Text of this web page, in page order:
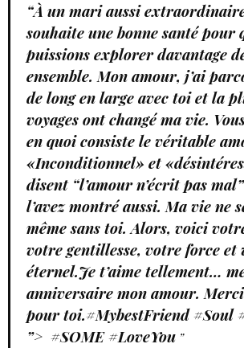
“À un mari aussi
souhaite une bonne santé pour
puissions explorer davantage
ensemble. Mon amour, j’ai
de long en large avec toi et la
voyages ont changé ma vie.
en quoi consiste le véritable
«Inconditionnel» et
disent “l’amour n’écrit pas
l’avez montré aussi. Ma vie ne
même sans toi. Alors, voici
votre gentillesse, votre force et
éternel.Je t’aime tellement…
anniversaire mon amour.
pour toi.#MybestFriend #Soul
”> #SOME #LoveYou ”